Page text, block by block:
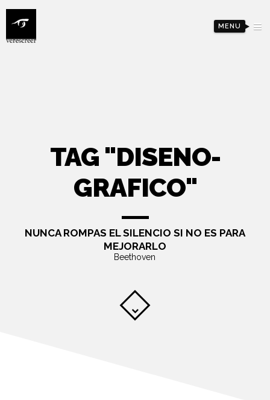
MENU
TAG "DISENO-
GRAFICO"
NUNCA ROMPAS EL SILENCIO SI NO ES PARA
MEJORARLO
Beethoven